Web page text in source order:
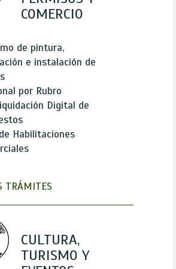
COMERCIO
de pintura,
e instalación de
por Rubro
Digital de
Habilitaciones
TRÁMITES
CULTURA,
TURISMO Y